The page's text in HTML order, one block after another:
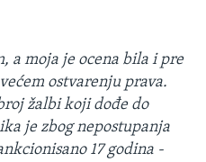
a moja je ocena bila i pre
ostvarenju prava.
žalbi koji dođe do
je zbog nepostupanja
17 godina -